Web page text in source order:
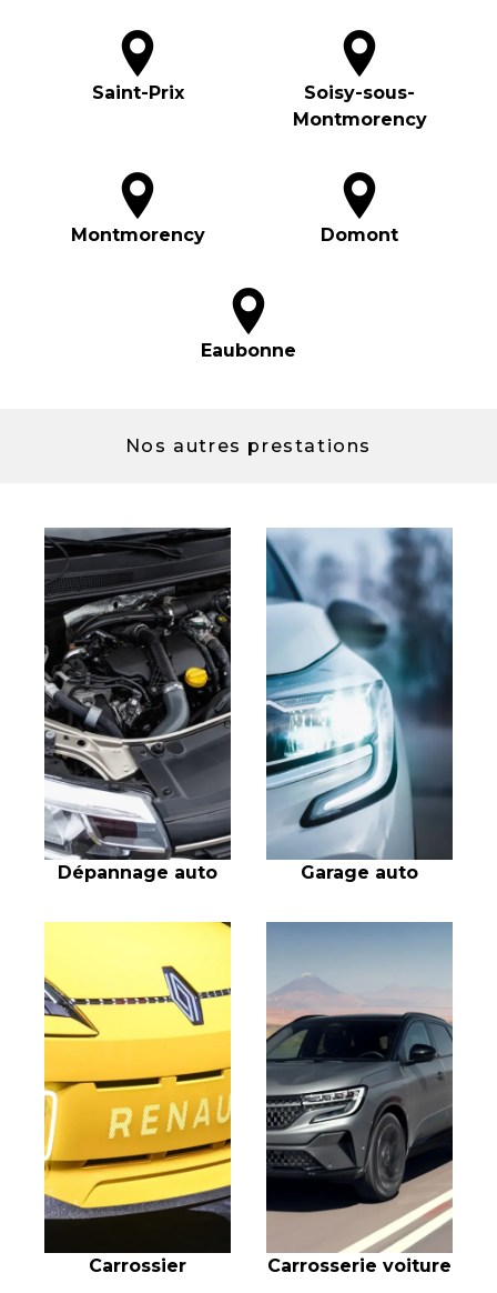
Saint-Prix
Soisy-sous-
Montmorency
Montmorency Domont
Eaubonne
Nos autres prestations
Dépannage auto Garage auto
Carrossier Carrosserie voiture